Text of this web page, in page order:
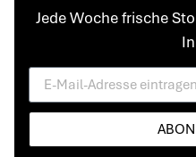
Jede Woche frische